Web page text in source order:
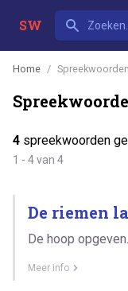
SW
Home
4 spreekwoorden
1 - 4 van 4
De riemen
De hoop opgeven.
Meer info